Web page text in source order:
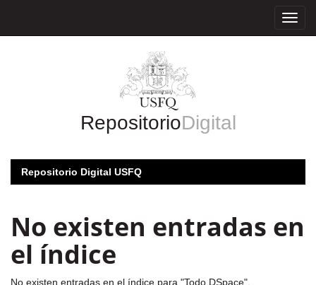
RepositorioDigital
Repositorio Digital USFQ
No existen entradas en
el índice
No existen entradas en el índice para "Todo DSpace".